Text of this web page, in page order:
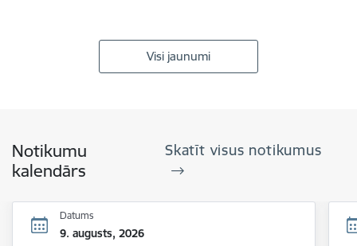
Visi jaunumi
Notikumu
kalendārs
Skatīt visus notikumus
Datums
9. augusts, 2026